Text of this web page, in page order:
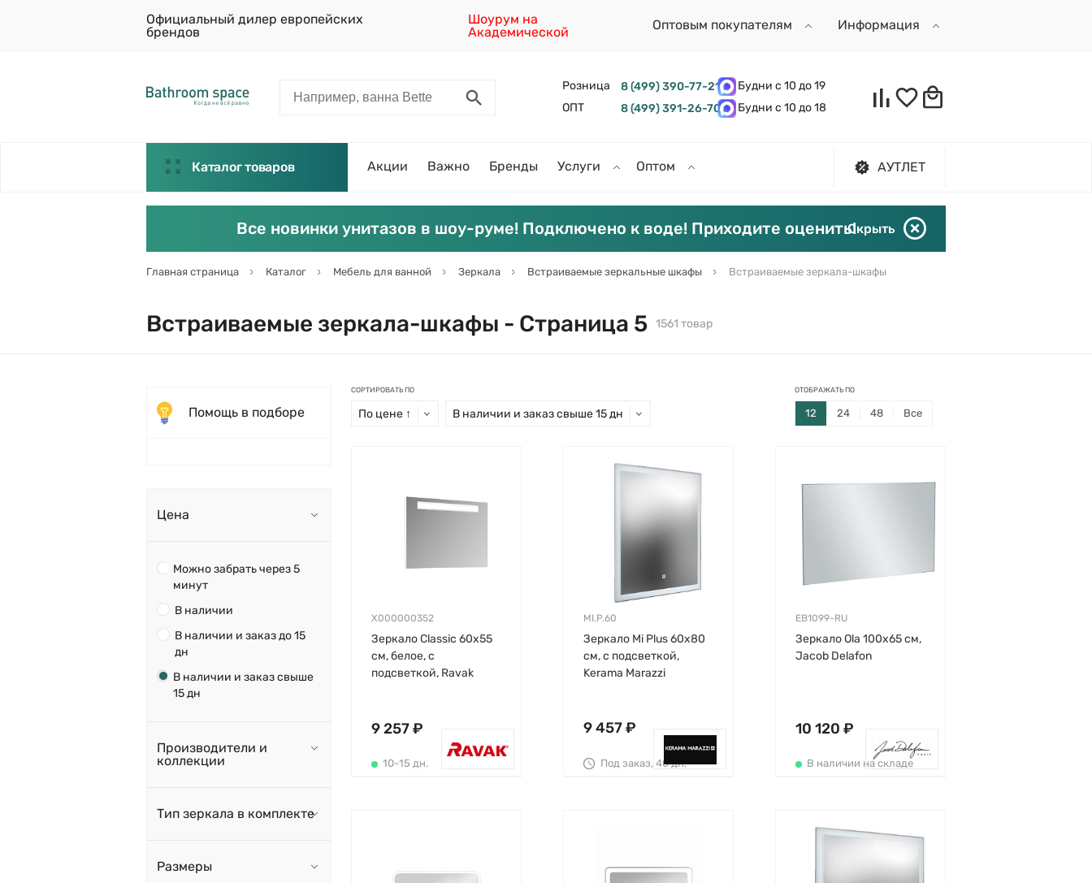
Официальный дилер европейских
брендов
Шоурум на
Академической
Оптовым покупателям Информация
Розница 8 (499) 390-77-21
Будни с 10 до 19
ОПТ
8 (499) 391-26-70 Будни с 10 до 18
Каталог товаров Акции Важно Бренды Услуги Оптом АУТЛЕТ
Все новинки унитазов в шоу-руме! Подключено к воде! Приходите оценить!Скрыть
Главная страница Каталог Мебель для ванной Зеркала Встраиваемые зеркальные шкафы Встраиваемые зеркала-шкафы
Встраиваемые зеркала-шкафы - Страница 5 1561 товар
Помощь в подборе
Цена
Можно забрать через 5
минут
В наличии
В наличии и заказ до 15
дн
В наличии и заказ свыше
15 дн
Производители и
коллекции
Тип зеркала в комплекте
Размеры
СОРТИРОВАТЬ ПО
По цене ↑ В наличии и заказ свыше 15 дн
ОТОБРАЖАТЬ ПО
12 24 48 Все
X000000352
Зеркало Classic 60х55
см, белое, с
подсветкой, Ravak
9 257 ₽
10-15 дн.
MI.P.60
Зеркало Mi Plus 60х80
см, с подсветкой,
Kerama Marazzi
9 457 ₽
Под заказ, 40 дн.
EB1099-RU
Зеркало Ola 100х65 см,
Jacob Delafon
10 120 ₽
В наличии на складе